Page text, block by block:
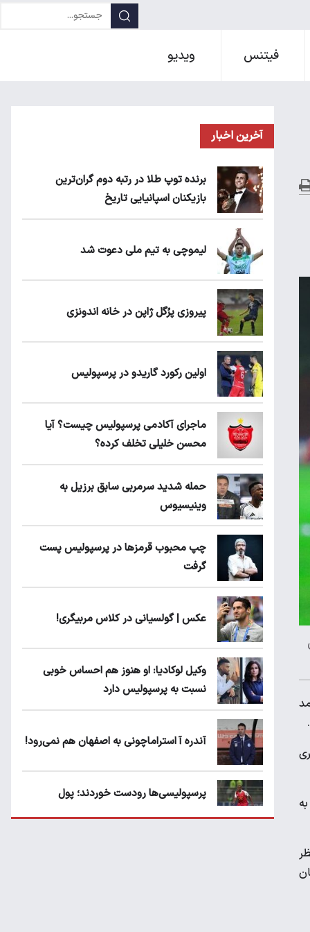
فیتنس ویدیو
به نظر
آخرین اخبار
برنده توپ طلا در رتبه دوم گران‌ترین
بازیکنان اسپانیایی تاریخ
لیموچی به تیم ملی دعوت شد
پیروزی پرُگل ژاپن در خانه اندونزی
اولین رکورد گاریدو در پرسپولیس
ماجرای آکادمی پرسپولیس چیست؟ آیا
محسن خلیلی تخلف کرده؟
حمله شدید سرمربی سابق برزیل به
وینیسیوس
چپ محبوب قرمزها در پرسپولیس پست
گرفت
عکس | گولسیانی در کلاس مربیگری!
وکیل لوکادیا: او هنوز هم احساس خوبی
نسبت به پرسپولیس دارد
آندره آ استراماچونی به اصفهان هم نمی‌رود!
پرسپولیسی‌ها رودست خوردند؛ پول